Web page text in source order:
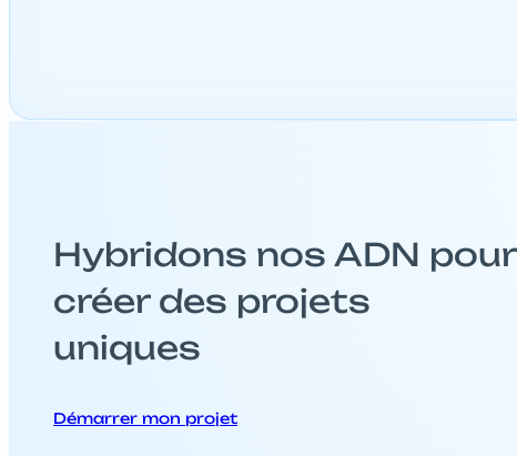
Hybridons nos ADN pour
créer des projets
uniques
Démarrer mon projet